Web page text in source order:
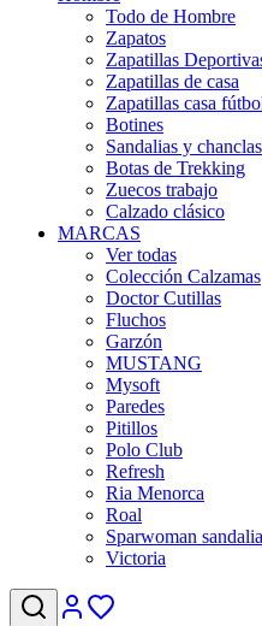
Todo de Hombre
Zapatos
Zapatillas
Zapatillas de casa
Zapatillas casa
Botines
Sandalias y chanclas
Botas de Trekking
Zuecos trabajo
Calzado clásico
MARCAS
Ver todas
Colección Calzamas
Doctor Cutillas
Fluchos
Garzón
MUSTANG
Mysoft
Paredes
Pitillos
Polo Club
Refresh
Ria Menorca
Roal
Sparwoman
Victoria